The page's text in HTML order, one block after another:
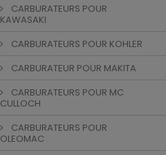
CARBURATEURS POUR
KAWASAKI
CARBURATEURS POUR KOHLER
CARBURATEUR POUR MAKITA
CARBURATEURS POUR MC
CULLOCH
CARBURATEURS POUR
OLEOMAC